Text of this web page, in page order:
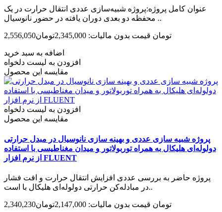
عنوان کامل پروژه:پروژه شبیه‌سازی عددی انتقال حرارت در یک
محفظه دو بعدی دوران یافته در حضور نانوسیال ..
2,556,050تومان قیمت بدون مالیات: 2,345,000تومان
اضافه به سبد خرید
افزودن به لیست دلخواه
مقایسه این محصول
افزودن به لیست دلخواه
مقایسه این محصول
پروژه شبیه سازی عددی و بهینه سازی نانوسیال در مبدل حرارتی
دولوله‌ای هلیکال به همراه توربولاتور و میدان مغناطیسی با استفاده
از نرم افزار FLUENT
پروژه حاضر به بررسی عددی افزایش انتقال حرارت و افت فشار
در مبادله‌کن حرارتی دولوله‌ای هلیکال با است..
2,340,230تومان قیمت بدون مالیات: 2,147,000تومان